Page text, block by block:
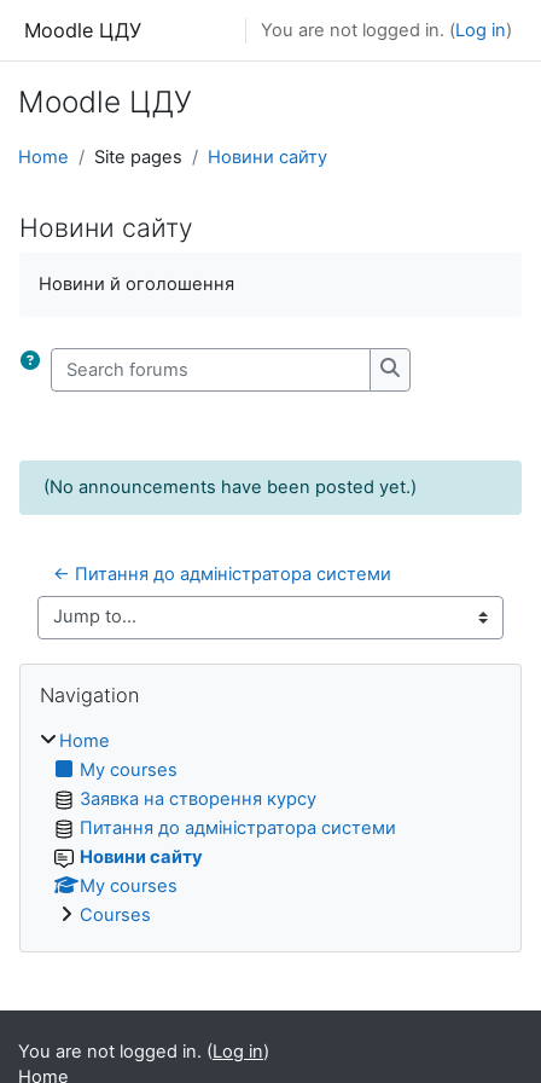
Moodle ЦДУ You are not logged in. (Log in)
Moodle ЦДУ
Home Site pages Новини сайту
Новини сайту
Новини й оголошення
Search forums
Search forums
(No announcements have been posted yet.)
← Питання до адміністратора системи
Jump to...
Blocks
Navigation
Home
My courses
Заявка на створення курсу
Питання до адміністратора системи
Новини сайту
My courses
Courses
Blocks
You are not logged in. (Log in)
Home